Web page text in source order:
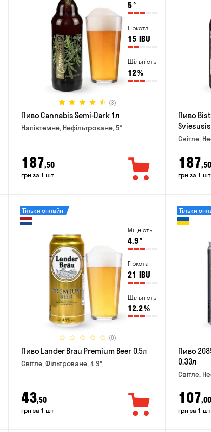
5°
Гіркота
15 IBU
Щільність
12%
(3)
Пиво Cannabis Semi-Dark 1л
Напівтемне, Нефільтроване, 5°
187,50
грн за 1 шт
Пиво
Світле,
187,50
грн за 1 шт
Міцність
4.9°
Гіркота
21 IBU
Щільність
12.2%
(0)
Тільки онлайн
Пиво Lander Brau Premium Beer 0.5л
Світле, Фільтроване, 4.9°
43,50
грн за 1 шт
Тільки
Пиво
0.33л
Світле,
107,00
грн за 1 шт